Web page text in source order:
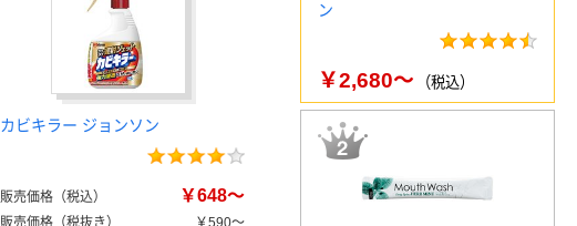
カビキラー ジョンソン
販売価格（税込） ￥648～
販売価格（税抜き） ￥590～
ン
￥2,680～ （税込）